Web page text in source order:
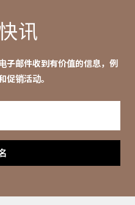
讯
子邮件收到有价值的信息，例
促销活动。